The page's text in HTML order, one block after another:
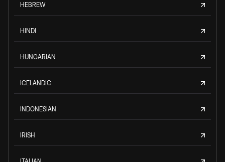
HEBREW
HINDI
HUNGARIAN
ICELANDIC
INDONESIAN
IRISH